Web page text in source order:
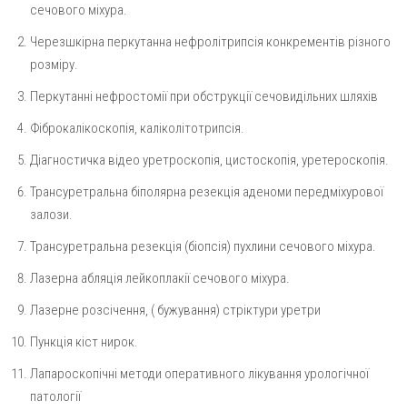
сечового міхура.
Черезшкірна перкутанна нефролітрипсія конкрементів різного
розміру.
Перкутанні нефростомії при обструкції сечовидільних шляхів
Фіброкалікоскопія, каліколітотрипсія.
Діагностичка відео уретроскопія, цистоскопія, уретероскопія.
Трансуретральна біполярна резекція аденоми передміхурової
залози.
Трансуретральна резекція (біопсія) пухлини сечового міхура.
Лазерна абляція лейкоплакії сечового міхура.
Лазерне розсічення, ( бужування) стріктури уретри
Пункція кіст нирок.
Лапароскопічні методи оперативного лікування урологічної
патології